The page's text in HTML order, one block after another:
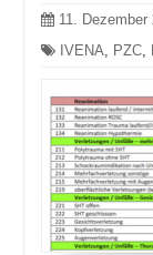
11. Dezember
IVENA, PZC,